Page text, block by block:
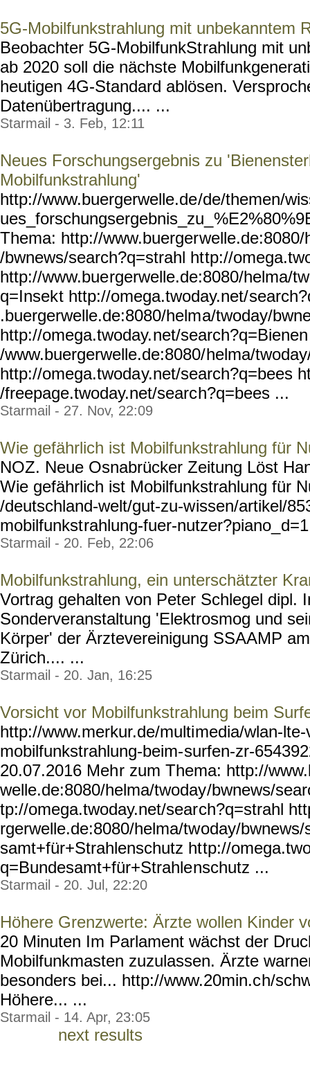
5G-Mobilfunkstrahlung mit unbekanntem
Beobachter 5G-MobilfunkStrahlung mit
ab 2020 soll die nächste
heutigen 4G-Standard ablösen.
Datenübertragung.... ...
Starmail - 3. Feb, 12:11
Neues Forschungsergebnis zu
Mobilfunkstrahlung'
http://www.buergerwelle.de/de/themen/
ues_forschungsergebnis_zu_
Thema: http://www.buerger
/bwnews/search?q=strahl http://
http://www.buergerwelle.de:8080/helma/tw
q=Insekt http://omega.twoday.net/
.buergerwelle.de:8080/helma/twoday/
http://omega.twoday.net/
/www.buergerwelle.de:8080/helma/
http://omega.twoday.net/search?q=bees
/freepage.twoday.net/search?q=bees ...
Starmail - 27. Nov, 22:09
Wie gefährlich ist Mobilfunkstrahlung für
NOZ. Neue Osnabrücker Zeitung Löst
Wie gefährlich ist Mobilfunkstrahlung für
/deutschland-welt/gut-zu-wissen/artikel/
mobilfunkstrahlung-fuer-nutzer?piano_
Starmail - 20. Feb, 22:06
Mobilfunkstrahlung, ein unterschätzter
Vortrag gehalten von Peter Schlegel dipl.
Sonderveranstaltung 'Elektrosmog und
Körper' der Ärztevereinigung SSAAMP
Zürich.... ...
Starmail - 20. Jan, 16:25
Vorsicht vor Mobilfunkstrahlung beim
http://www.merkur.de/multimedia/wlan-
mobilfunkstrahlung-beim-surfen-zr-
20.07.2016 Mehr zum Thema: http://
welle.de:8080/helma/twoday/bwnews/
tp://omega.twoday.net/search?q=strahl
rgerwelle.de:8080/helma/twoday/
samt+für+Strahlenschutz http://
q=Bundesamt+für+Strahlenschutz ...
Starmail - 20. Jul, 22:20
Höhere Grenzwerte: Ärzte wollen Kinder
20 Minuten Im Parlament wächst der
Mobilfunkmasten zuzulassen. Ärzte
besonders bei... http://www.20min.ch/
Höhere... ...
Starmail - 14. Apr, 23:05
next results